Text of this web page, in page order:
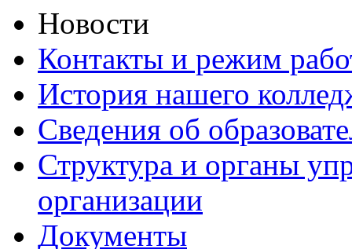
Новости
Контакты и режим
История нашего
Сведения об
Структура и органы
организации
Документы